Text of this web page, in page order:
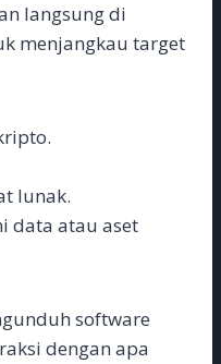
langsung di
menjangkau target
lunak.
data atau aset
software
dengan apa